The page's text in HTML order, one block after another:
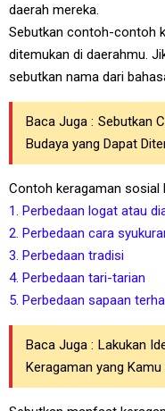
daerah mereka.
Sebutkan contoh-contoh
ditemukan di daerahmu.
sebutkan nama dari
Baca Juga : Sebutkan
Budaya yang Dapat
Contoh keragaman sosial
1. Perbedaan logat atau
2. Perbedaan cara
3. Perbedaan tradisi
4. Perbedaan tari-tarian
5. Perbedaan sapaan
Baca Juga : Lakukan
Keragaman yang